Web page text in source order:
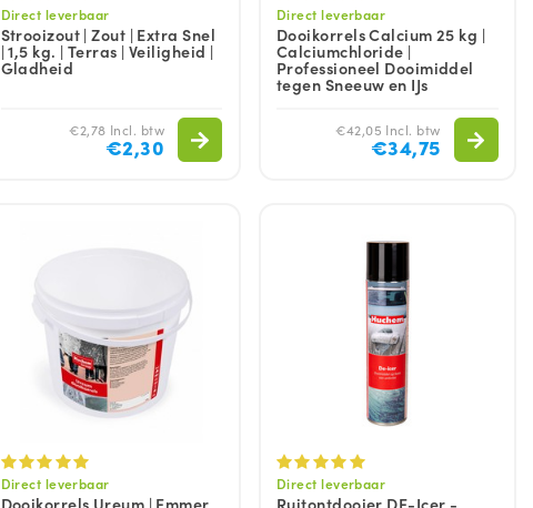
Direct leverbaar
Strooizout | Zout | Extra Snel
| 1,5 kg. | Terras | Veiligheid |
Gladheid
€2,78 Incl. btw
€2,30
Direct leverbaar
Dooikorrels Calcium 25 kg |
Calciumchloride |
Professioneel Dooimiddel
tegen Sneeuw en IJs
€42,05 Incl. btw
€34,75
Direct leverbaar
Dooikorrels Ureum | Emmer
Direct leverbaar
Ruitontdooier DE-Icer -